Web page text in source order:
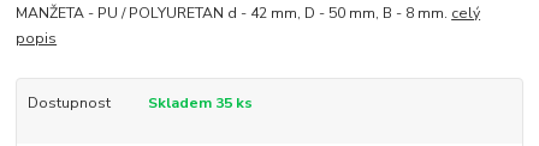
MANŽETA - PU / POLYURETAN d - 42 mm, D - 50 mm, B - 8 mm. celý
popis
Dostupnost Skladem 35 ks